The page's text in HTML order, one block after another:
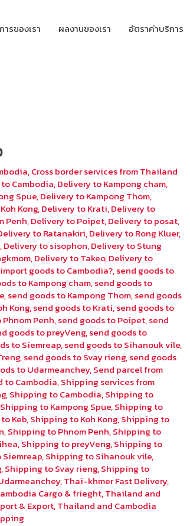
ารของเรา ผลงานของเรา อัตราค่าบริการ
,Cross border services from Thailand
Cambodia,Delivery to Kampong cham,
Spue,Delivery to Kampong Thom,
Kong,Delivery to Krati,Delivery to
Penh,Delivery to Poipet,Delivery to posat,
to Ratanakiri,Delivery to Rong Kluer,
,Delivery to sisophon,Delivery to Stung
,Delivery to Takeo,Delivery to
goods to Cambodia?,send goods to
to Kampong cham,send goods to
,send goods to Kampong Thom,send goods
Kong,send goods to Krati,send goods to
Penh,send goods to Poipet,send
goods to preyVeng,send goods to
to Siemreap,send goods to Sihanouk vile,
,send goods to Svay rieng,send goods
to Udarmeanchey,Send parcel from
to Cambodia,Shipping services from
,Shipping to Cambodia,Shipping to
Shipping to Kampong Spue,Shipping to
Keb,Shipping to Koh Kong,Shipping to
,Shipping to Phnom Penh,Shipping to
,Shipping to preyVeng,Shipping to
,Shipping to Sihanouk vile,
,Shipping to Svay rieng,Shipping to
,Thai-khmer Fast Delivery,
Cargo & frieght,Thailand and
& Export,Thailand and Cambodia